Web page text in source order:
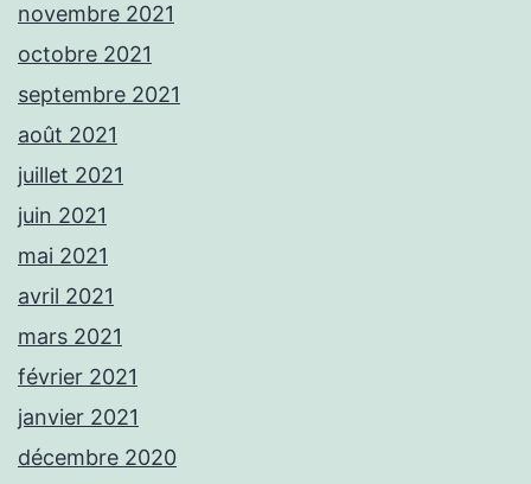
novembre 2021
octobre 2021
septembre 2021
août 2021
juillet 2021
juin 2021
mai 2021
avril 2021
mars 2021
février 2021
janvier 2021
décembre 2020